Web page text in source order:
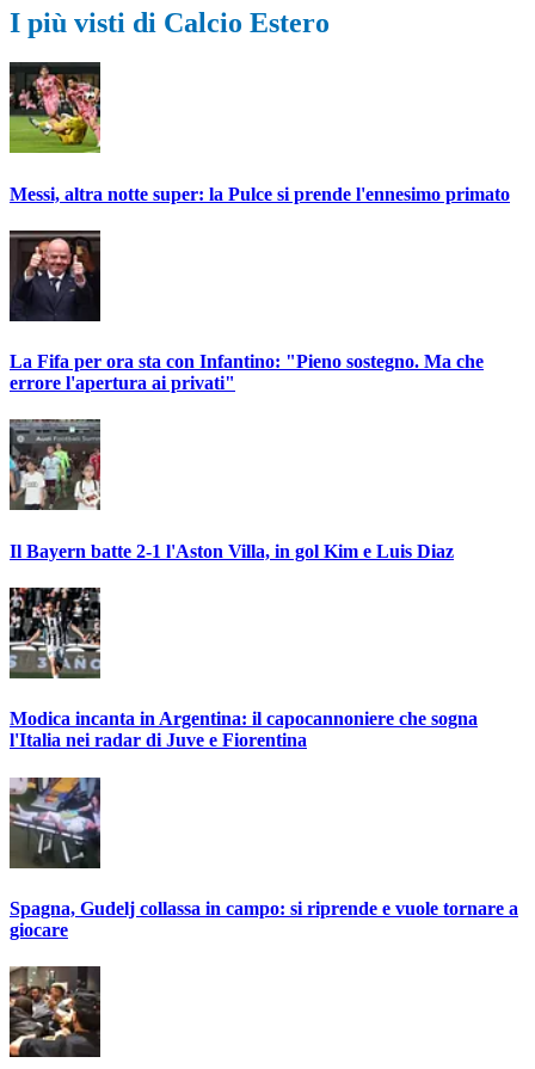
I più visti di Calcio Estero
Messi, altra notte super: la Pulce si prende l'ennesimo primato
La Fifa per ora sta con Infantino: "Pieno sostegno. Ma che
errore l'apertura ai privati"
Il Bayern batte 2-1 l'Aston Villa, in gol Kim e Luis Diaz
Modica incanta in Argentina: il capocannoniere che sogna
l'Italia nei radar di Juve e Fiorentina
Spagna, Gudelj collassa in campo: si riprende e vuole tornare a
giocare